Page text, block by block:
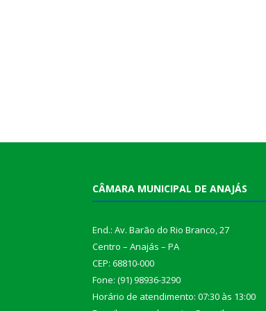
CÂMARA MUNICIPAL DE ANAJÁS
End.: Av. Barão do Rio Branco, 27
Centro – Anajás – PA
CEP: 68810-000
Fone: (91) 98936-3290
Horário de atendimento: 07:30 às 13:00